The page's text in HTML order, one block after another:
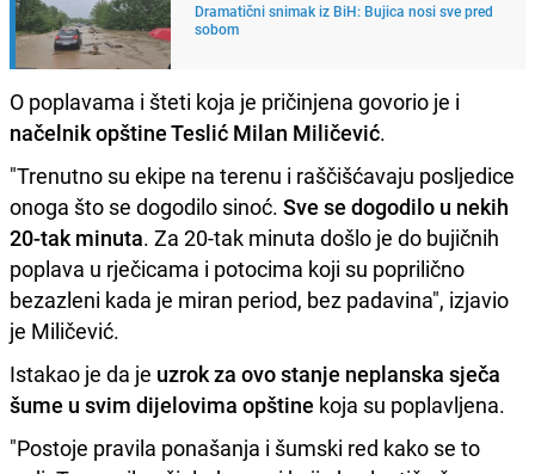
Dramatični snimak iz BiH: Bujica nosi sve pred
sobom
O poplavama i šteti koja je pričinjena govorio je i
načelnik opštine Teslić Milan Miličević.
"Trenutno su ekipe na terenu i raščišćavaju posljedice
onoga što se dogodilo sinoć. Sve se dogodilo u nekih
20-tak minuta. Za 20-tak minuta došlo je do bujičnih
poplava u rječicama i potocima koji su poprilično
bezazleni kada je miran period, bez padavina", izjavio
je Miličević.
Istakao je da je uzrok za ovo stanje neplanska sječa
šume u svim dijelovima opštine koja su poplavljena.
"Postoje pravila ponašanja i šumski red kako se to